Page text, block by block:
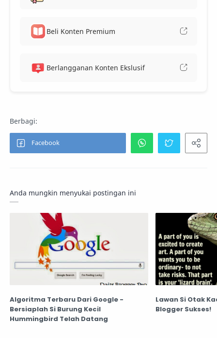
Beli Konten Premium
Berlangganan Konten Ekslusif
Anda mungkin menyukai postingan ini
Algoritma Terbaru Dari Google -
Bersiaplah Si Burung Kecil
Hummingbird Telah Datang
Lawan Si Otak
Blogger Sukses!